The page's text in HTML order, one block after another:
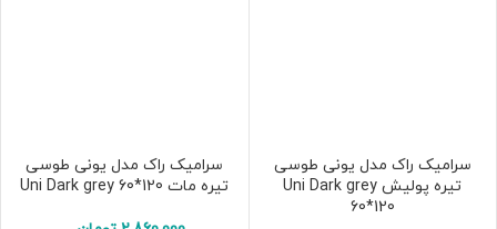
سرامیک راک مدل یونی طوسی
تیره پولیش Uni Dark grey
60*120
سرامیک راک مدل یونی طوسی
تیره مات Uni Dark grey 60*120